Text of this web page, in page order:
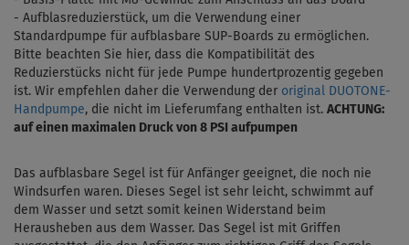
- Aufblasreduzierstück, um die Verwendung einer
Standardpumpe für aufblasbare SUP-Boards zu ermöglichen.
Bitte beachten Sie hier, dass die Kompatibilität des
Reduzierstücks nicht für jede Pumpe hundertprozentig gegeben
ist. Wir empfehlen daher die Verwendung der original DUOTONE-
Handpumpe, die nicht im Lieferumfang enthalten ist. ACHTUNG:
auf einen maximalen Druck von 8 PSI aufpumpen
Das aufblasbare Segel ist für Anfänger geeignet, die noch nie
Windsurfen waren. Dieses Segel ist sehr leicht, schwimmt auf
dem Wasser und setzt somit keinen Widerstand beim
Herausheben aus dem Wasser. Das Segel ist mit Griffen